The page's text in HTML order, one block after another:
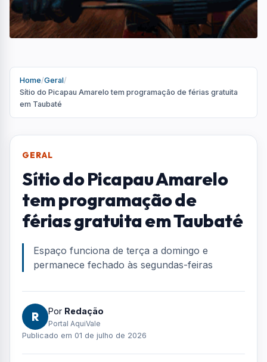
Home/Geral/
Sítio do Picapau Amarelo tem programação de férias gratuita
em Taubaté
GERAL
Sítio do Picapau Amarelo
tem programação de
férias gratuita em Taubaté
Espaço funciona de terça a domingo e
permanece fechado às segundas-feiras
R Por Redação
Portal AquiVale
Publicado em 01 de julho de 2026